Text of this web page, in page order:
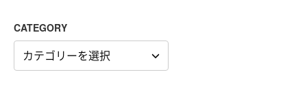
CATEGORY
CATEGORY